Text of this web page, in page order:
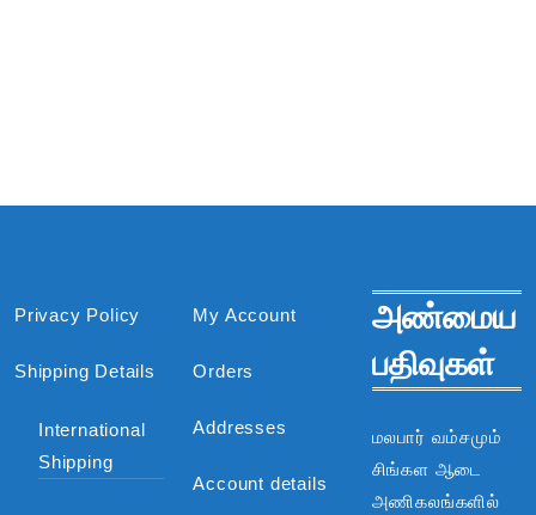
Privacy Policy
Shipping Details
International
Shipping
My Account
Orders
Addresses
Account details
அண்மைய
பதிவுகள்
மலபார் வம்சமும்
சிங்கள ஆடை
அணிகலங்களில்